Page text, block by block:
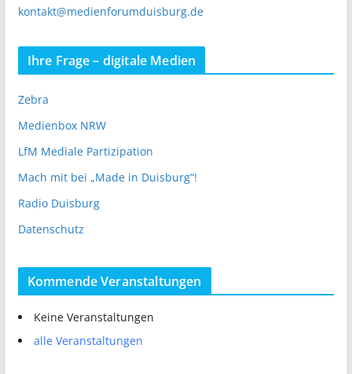
kontakt@medienforumduisburg.de
Ihre Frage – digitale Medien
Zebra
Medienbox NRW
LfM Mediale Partizipation
Mach mit bei „Made in Duisburg“!
Radio Duisburg
Datenschutz
Kommende Veranstaltungen
Keine Veranstaltungen
alle Veranstaltungen